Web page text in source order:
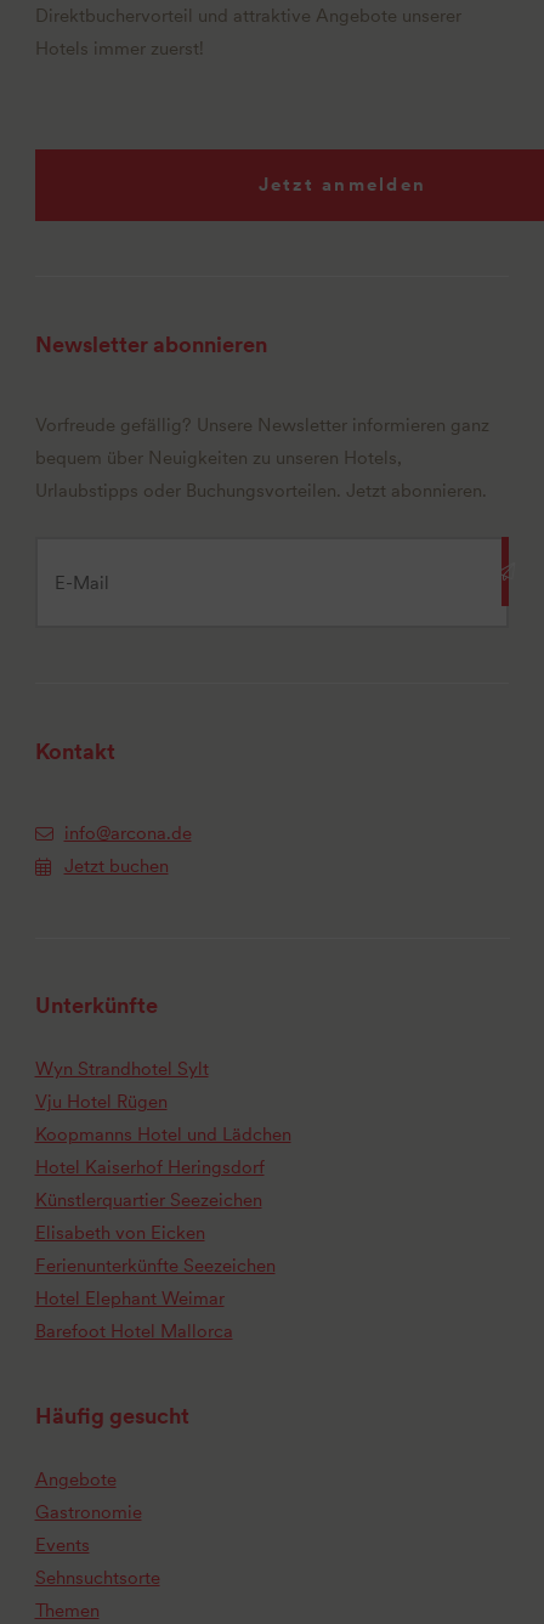
Direktbuchervorteil und attraktive Angebote unserer
Hotels immer zuerst!
Jetzt anmelden
Newsletter abonnieren
Vorfreude gefällig? Unsere Newsletter informieren ganz
bequem über Neuigkeiten zu unseren Hotels,
Urlaubstipps oder Buchungsvorteilen. Jetzt abonnieren.
Kontakt
info@arcona.de
Jetzt buchen
Unterkünfte
Wyn Strandhotel Sylt
Vju Hotel Rügen
Koopmanns Hotel und Lädchen
Hotel Kaiserhof Heringsdorf
Künstlerquartier Seezeichen
Elisabeth von Eicken
Ferienunterkünfte Seezeichen
Hotel Elephant Weimar
Barefoot Hotel Mallorca
Häufig gesucht
Angebote
Gastronomie
Events
Sehnsuchtsorte
Themen